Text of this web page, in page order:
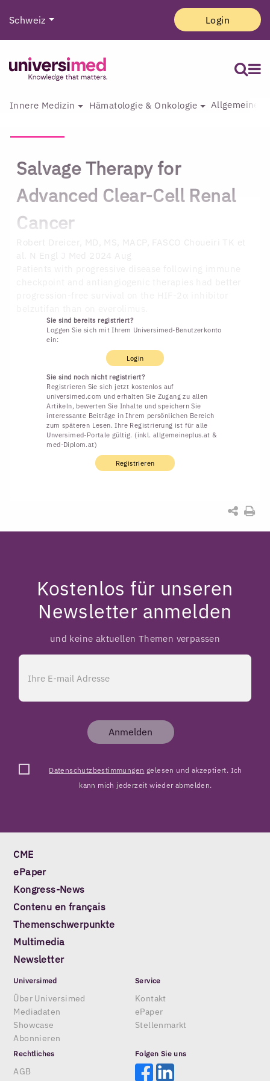
Schweiz Login
Innere Medizin Hämatologie & Onkologie Allgemeine
Salvage Therapy for
Advanced Clear-Cell Renal
Cancer
Robert Dreicer, MD, MS, MACP, FASCO Choueiri TK et
Sie sind bereits registriert?
Loggen Sie sich mit Ihrem Universimed-Benutzerkonto
ein:
Login
Sie sind noch nicht registriert?
Registrieren Sie sich jetzt kostenlos auf
universimed.com und erhalten Sie Zugang zu allen
Artikeln, bewerten Sie Inhalte und speichern Sie
interessante Beiträge in Ihrem persönlichen Bereich
zum späteren Lesen. Ihre Registrierung ist für alle
Unversimed-Portale gültig. (inkl. allgemeineplus.at &
med-Diplom.at)
Registrieren
Kostenlos für unseren
Newsletter anmelden
und keine aktuellen Themen verpassen
Anmelden
Datenschutzbestimmungen gelesen und akzeptiert. Ich
kann mich jederzeit wieder abmelden.
CME
ePaper
Kongress-News
Contenu en français
Themenschwerpunkte
Multimedia
Newsletter
Universimed
Über Universimed
Mediadaten
Showcase
Abonnieren
Service
Kontakt
ePaper
Stellenmarkt
Rechtliches
AGB
Folgen Sie uns